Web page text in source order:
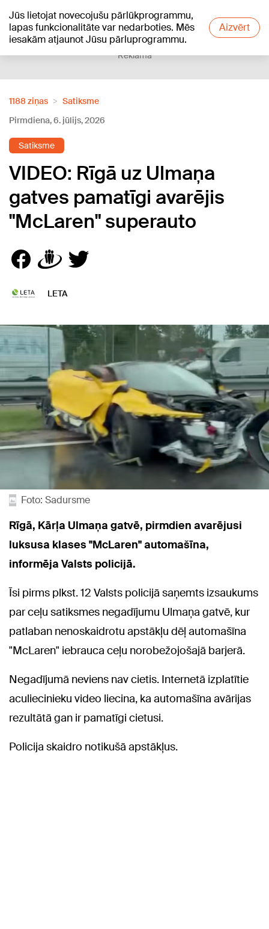
Jūs lietojat novecojušu pārlūkprogrammu,
lapas funkcionalitāte var nedarboties. Mēs
iesakām atjaunot Jūsu pārluprogrammu.
Aizvērt
+19°C
Reklāma
1188 ziņas
Satiksme
Pirmdiena, 6. jūlijs, 2026
Satiksme
VIDEO: Rīgā uz Ulmaņa
gatves pamatīgi avarējis
"McLaren" superauto
LETA
Foto: Sadursme
Rīgā, Kārļa Ulmaņa gatvē, pirmdien avarējusi
luksusa klases "McLaren" automašīna,
informēja Valsts policijā.
Īsi pirms plkst. 12 Valsts policijā saņemts izsaukums
par ceļu satiksmes negadījumu Ulmaņa gatvē, kur
patlaban nenoskaidrotu apstākļu dēļ automašīna
"McLaren" iebrauca ceļu norobežojošajā barjerā.
Negadījumā neviens nav cietis. Internetā izplatītie
aculiecinieku video liecina, ka automašīna avārijas
rezultātā gan ir pamatīgi cietusi.
Policija skaidro notikušā apstākļus.